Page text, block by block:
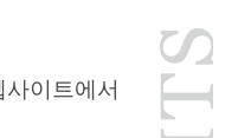
이트에서